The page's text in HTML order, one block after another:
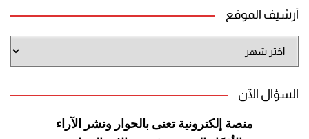
أرشيف الموقع
الموقع
السؤال الآن
منصة إلكترونية تعنى بالحوار ونشر الآراء